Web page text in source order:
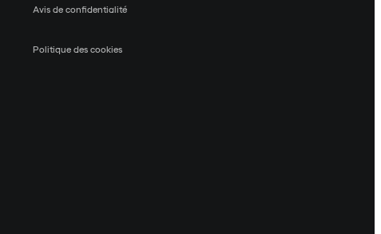
Avis de confidentialité
Politique des cookies